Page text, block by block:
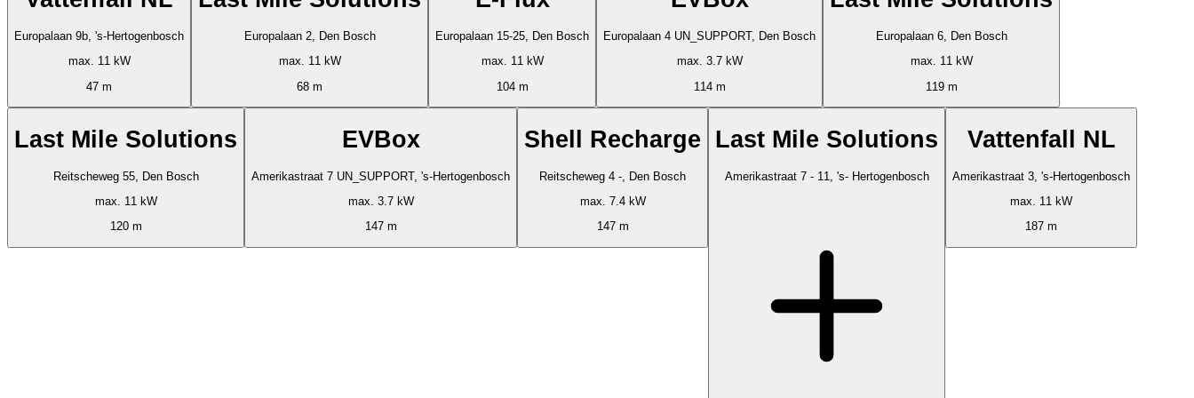
Europalaan 9b, 's-Hertogenbosch
max. 11 kW
47 m
Europalaan 2, Den Bosch
max. 11 kW
68 m
Europalaan 15-25, Den Bosch
max. 11 kW
104 m
Europalaan 4 UN_SUPPORT, Den Bosch
max. 3.7 kW
114 m
Europalaan 6, Den Bosch
max. 11 kW
119 m
Last Mile Solutions
Reitscheweg 55, Den Bosch
max. 11 kW
120 m
EVBox
Amerikastraat 7 UN_SUPPORT, 's-Hertogenbosch
max. 3.7 kW
147 m
Shell Recharge
Reitscheweg 4 -, Den Bosch
max. 7.4 kW
147 m
Last Mile Solutions
Amerikastraat 7 - 11, 's- Hertogenbosch
Vattenfall NL
Amerikastraat 3, 's-Hertogenbosch
max. 11 kW
187 m